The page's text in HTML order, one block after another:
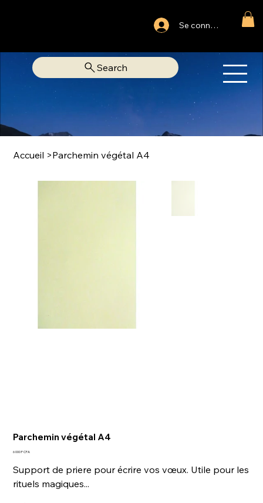
Se connecter
Accueil >Parchemin végétal A4
Parchemin végétal A4
Prix
6 000 F CFA
Support de priere pour écrire vos vœux. Utile pour les
rituels magiques...
LIBRAIRIE SPIRITUELLESearch